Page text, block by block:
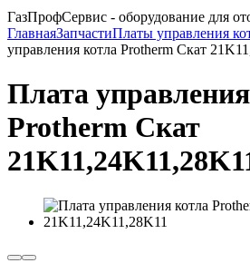
ГазПрофСервис - оборудование для
ГлавнаяЗапчастиПлаты управления
управления котла Protherm Скат
Плата
Protherm Скат